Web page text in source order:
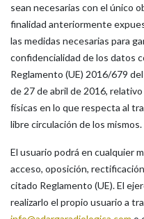
sean necesarias con el único
finalidad anteriormente
las medidas necesarias para
confidencialidad de los datos
Reglamento (UE) 2016/679
de 27 de abril de 2016,
físicas en lo que respecta al
libre circulación de los mismos.
El usuario podrá en cualquier
acceso, oposición,
citado Reglamento (UE). El
realizarlo el propio usuario a